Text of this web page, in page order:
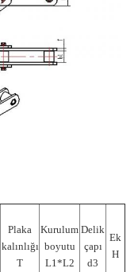
Plaka
kalınlığı
T
Kurulum
boyutu
L1*L2
Delik
çapı
d3
Ek
H